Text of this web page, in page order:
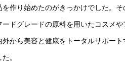
を作り始めたのがきっかけでした。そ
ードグレードの原料を用いたコスメや
外から美容と健康をトータルサポート
。